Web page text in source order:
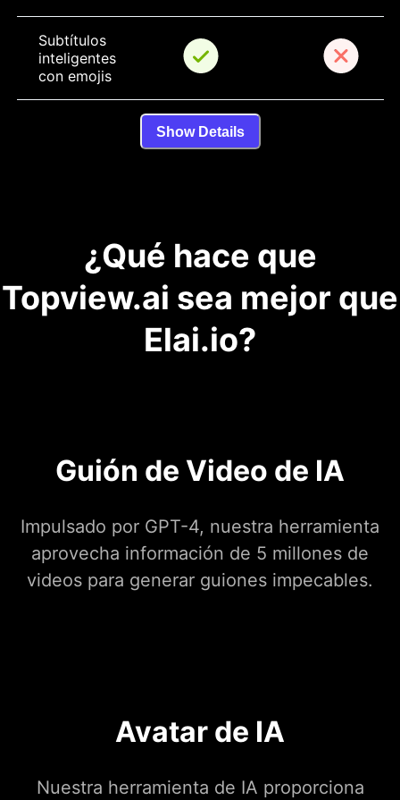
Subtítulos
inteligentes
con emojis
Show Details
¿Qué hace que
Topview.ai sea mejor que
Elai.io?
Guión de Video de IA
Impulsado por GPT-4, nuestra herramienta
aprovecha información de 5 millones de
videos para generar guiones impecables.
Avatar de IA
Nuestra herramienta de IA proporciona